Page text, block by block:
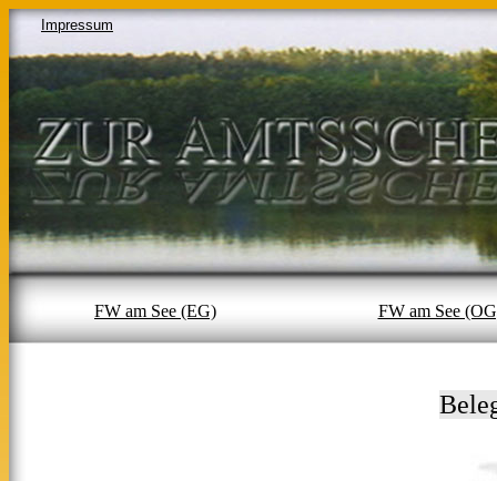
Impressum
FW am See (EG) FW am See